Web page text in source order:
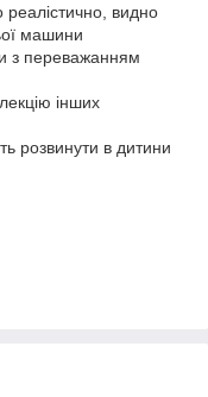
видно
машини
з переважанням
інших
розвинути в дитини